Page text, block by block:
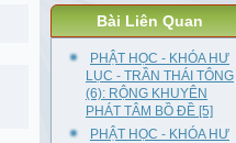
Bài Liên Quan
PHẬT HỌC - KHÓA HƯ
LỤC - TRẦN THÁI TÔNG
(6): RỘNG KHUYÊN
PHÁT TÂM BỒ ĐỀ [5]
PHẬT HỌC - KHÓA HƯ